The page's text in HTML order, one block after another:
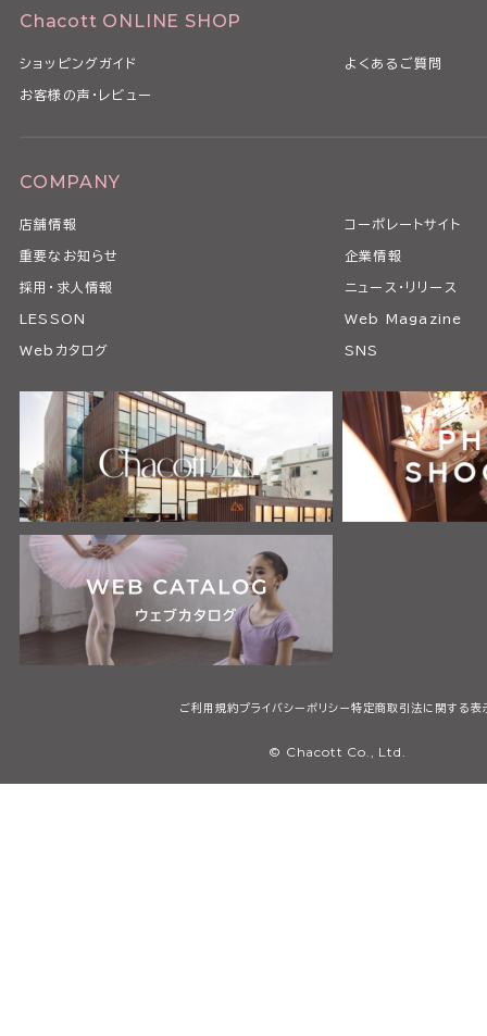
Chacott ONLINE SHOP
ショッピングガイド よくあるご質問
お客様の声・レビュー
COMPANY
店舗情報 コーポレートサイト
重要なお知らせ 企業情報
採用・求人情報 ニュース・リリース
LESSON Web Magazine
Webカタログ SNS
ご利用規約プライバシーポリシー特定商取引法に関する表
© Chacott Co., Ltd.